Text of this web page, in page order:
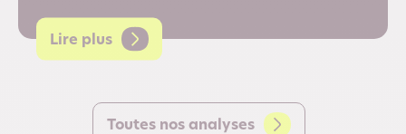
Lire plus
Toutes nos analyses